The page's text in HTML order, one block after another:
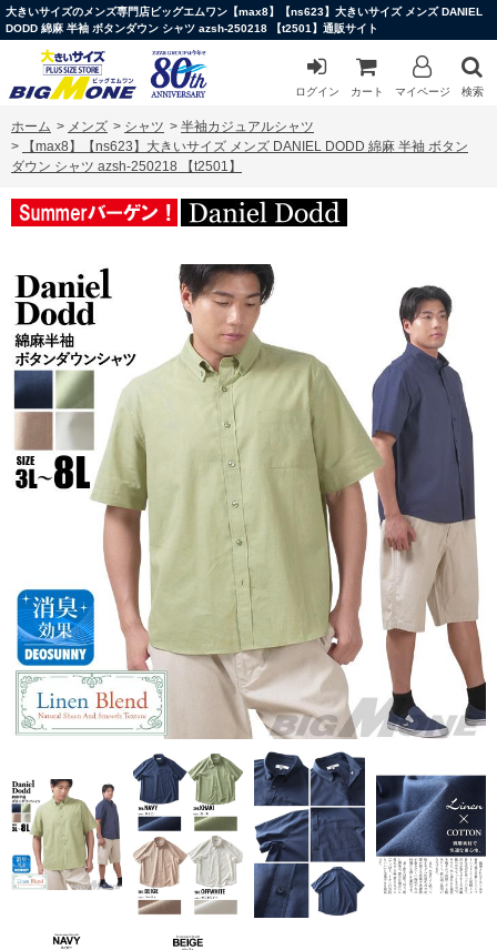
大きいサイズのメンズ専門店ビッグエムワン【max8】【ns623】大きいサイズ メンズ DANIEL
DODD 綿麻 半袖 ボタンダウン シャツ azsh-250218 【t2501】通販サイト
ログイン カート マイページ 検索
ホーム > メンズ > シャツ > 半袖カジュアルシャツ
>
【max8】【ns623】大きいサイズ メンズ DANIEL DODD 綿麻 半袖 ボタン
ダウン シャツ azsh-250218 【t2501】